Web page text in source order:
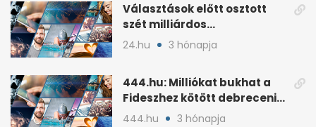
Választások előtt osztott
szét milliárdos
szponzorpénzt a
Szerencsejáték Zrt.
24.hu 3 hónapja
444.hu: Milliókat bukhat a
Fideszhez kötött debreceni
influenszer perben
444.hu 3 hónapja